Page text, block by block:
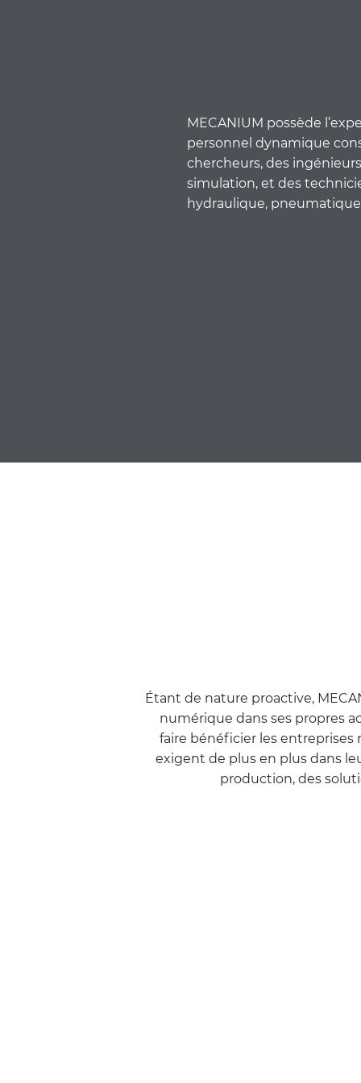
MECANIUM possède
personnel dynamique
chercheurs, des
simulation, et des
hydraulique,
Étant de nature proactive,
numérique dans ses propres
faire bénéficier les entreprises
exigent de plus en plus dans
production, des